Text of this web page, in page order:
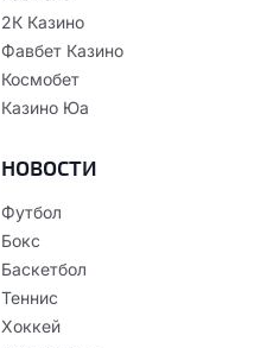
2К Казино
Фавбет Казино
Космобет
Казино Юа
НОВОСТИ
Футбол
Бокс
Баскетбол
Теннис
Хоккей